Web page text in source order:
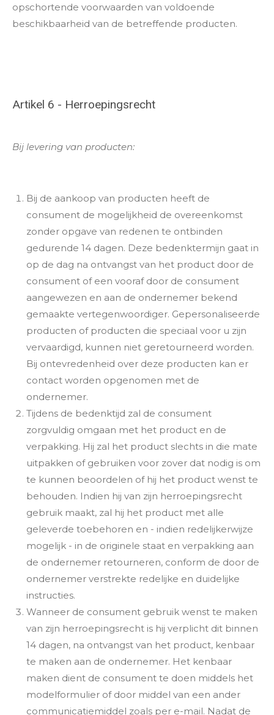
opschortende voorwaarden van voldoende
beschikbaarheid van de betreffende producten.
Artikel 6 - Herroepingsrecht
Bij levering van producten:
Bij de aankoop van producten heeft de
consument de mogelijkheid de overeenkomst
zonder opgave van redenen te ontbinden
gedurende 14 dagen. Deze bedenktermijn gaat in
op de dag na ontvangst van het product door de
consument of een vooraf door de consument
aangewezen en aan de ondernemer bekend
gemaakte vertegenwoordiger. Gepersonaliseerde
producten of producten die speciaal voor u zijn
vervaardigd, kunnen niet geretourneerd worden.
Bij ontevredenheid over deze producten kan er
contact worden opgenomen met de
ondernemer.
Tijdens de bedenktijd zal de consument
zorgvuldig omgaan met het product en de
verpakking. Hij zal het product slechts in die mate
uitpakken of gebruiken voor zover dat nodig is om
te kunnen beoordelen of hij het product wenst te
behouden. Indien hij van zijn herroepingsrecht
gebruik maakt, zal hij het product met alle
geleverde toebehoren en - indien redelijkerwijze
mogelijk - in de originele staat en verpakking aan
de ondernemer retourneren, conform de door de
ondernemer verstrekte redelijke en duidelijke
instructies.
Wanneer de consument gebruik wenst te maken
van zijn herroepingsrecht is hij verplicht dit binnen
14 dagen, na ontvangst van het product, kenbaar
te maken aan de ondernemer. Het kenbaar
maken dient de consument te doen middels het
modelformulier of door middel van een ander
communicatiemiddel zoals per e-mail. Nadat de